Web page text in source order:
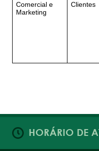
Comercial e
Marketing
Clientes
HORÁRIO DE